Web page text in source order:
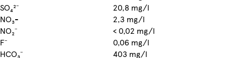
SO₄²⁻
20,8 mg/l
NO₃-
2,3 mg/l
NO₂⁻
< 0,02 mg/l
F⁻
0,06 mg/l
HCO₃⁻
403 mg/l